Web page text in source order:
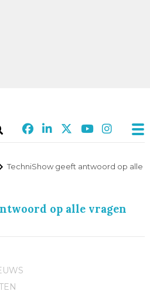
TechniShow geeft antwoord op alle
op alle vragen